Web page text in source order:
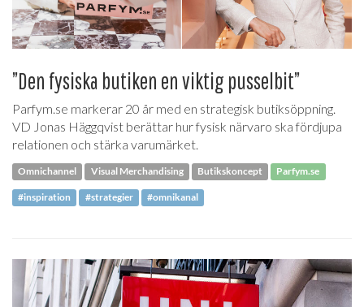
”Den fysiska butiken en viktig pusselbit”
Parfym.se markerar 20 år med en strategisk butiksöppning.
VD Jonas Häggqvist berättar hur fysisk närvaro ska fördjupa
relationen och stärka varumärket.
Omnichannel Visual Merchandising Butikskoncept Parfym.se
#inspiration #strategier #omnikanal